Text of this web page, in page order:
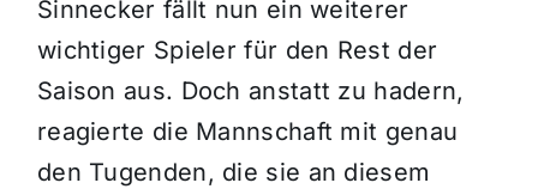
Sinnecker fällt nun ein weiterer
wichtiger Spieler für den Rest der
Saison aus. Doch anstatt zu hadern,
reagierte die Mannschaft mit genau
den Tugenden, die sie an diesem